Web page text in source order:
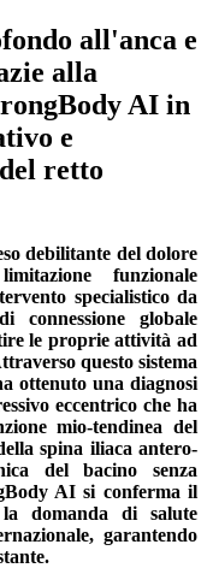
all'anca e
alla
AI in
e
retto
debilitante del dolore
funzionale
specialistico da
connessione globale
le proprie attività ad
questo sistema
ottenuto una diagnosi
eccentrico che ha
mio-tendinea del
spina iliaca antero-
del bacino senza
AI si conferma il
la domanda di salute
garantendo